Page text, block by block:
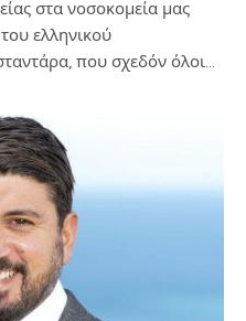
στα νοσοκομεία μας
του ελληνικού
που σχεδόν όλοι…